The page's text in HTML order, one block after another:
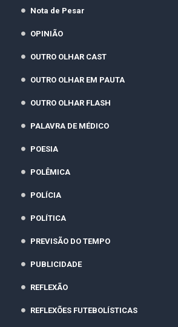
Nota de Pesar
OPINIÃO
OUTRO OLHAR CAST
OUTRO OLHAR EM PAUTA
OUTRO OLHAR FLASH
PALAVRA DE MÉDICO
POESIA
POLÊMICA
POLÍCIA
POLÍTICA
PREVISÃO DO TEMPO
PUBLICIDADE
REFLEXÃO
REFLEXÕES FUTEBOLÍSTICAS